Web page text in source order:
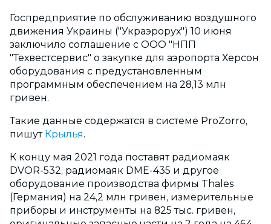
Госпредприятие по обслуживанию воздушного
движения Украины ("Украэрорух") 10 июня
заключило соглашение с ООО "НПП
"Техвестсервис" о закупке для аэропорта Херсон
оборудования с предустановленным
программным обеспечением на 28,13 млн
гривен.
Такие данные содержатся в системе ProZorro,
пишут Крылья.
К концу мая 2021 года поставят радиомаяк
DVOR-532, радиомаяк DME-435 и другое
оборудование производства фирмы Thales
(Германия) на 24,2 млн гривен, измерительные
приборы и инструменты на 825 тыс. гривен,